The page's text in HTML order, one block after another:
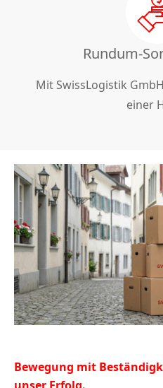
Rundum-
Mit SwissLogistik
einer
Bewegung mit